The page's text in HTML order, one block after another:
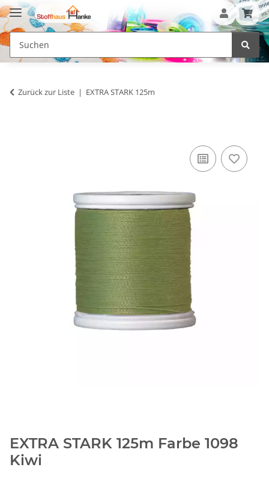
Zurück zur Liste EXTRA STARK 125m
EXTRA STARK 125m Farbe 1098
Kiwi